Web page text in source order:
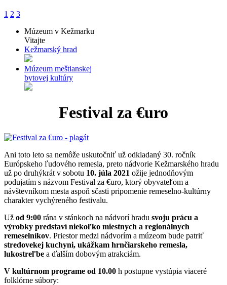
1 2 3
Múzeum v Kežmarku
Vitajte
Kežmarský hrad
Múzeum meštianskej
bytovej kultúry
Festival za €uro
Ani toto leto sa nemôže uskutočniť už odkladaný 30. ročník
Európskeho ľudového remesla, preto nádvorie Kežmarského hradu
už po druhýkrát v sobotu 10. júla 2021 ožije jednodňovým
podujatím s názvom Festival za €uro, ktorý obyvateľom a
návštevníkom mesta aspoň sčasti pripomenie remeselno-kultúrny
charakter vychýreného festivalu.
Už od 9:00 rána v stánkoch na nádvorí hradu svoju prácu a
výrobky predstaví niekoľko miestnych a regionálnych
remeselníkov. Priestor medzi nádvorím a múzeom bude patriť
stredovekej kuchyni, ukážkam hrnčiarskeho remesla,
lukostreľbe a ďalším dobovým atrakciám.
V kultúrnom programe od 10.00 h postupne vystúpia viaceré
folklórne súbory: